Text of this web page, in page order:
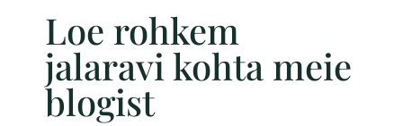
Loe rohkem
jalaravi kohta meie
blogist